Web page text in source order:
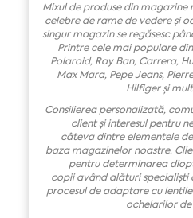
Mixul de produse din magazine
celebre de rame de vedereși
singur magazin se regăsesc
Printre cele mai populare
Polaroid, Ray Ban, Carrera,
Max Mara, Pepe Jeans,
Hilfigerși
Consilierea personalizată,
clientși interesul pentru
câtevadintreelementele
bazamagazinelor noastre.
pentru determinarea
copiiavândalături specialiști
procesul de adaptare cu
ochelarilor